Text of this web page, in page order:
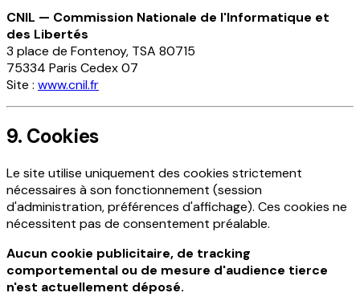
CNIL — Commission Nationale de l'Informatique et
des Libertés
3 place de Fontenoy, TSA 80715
75334 Paris Cedex 07
Site : www.cnil.fr
9. Cookies
Le site utilise uniquement des cookies strictement
nécessaires à son fonctionnement (session
d'administration, préférences d'affichage). Ces cookies ne
nécessitent pas de consentement préalable.
Aucun cookie publicitaire, de tracking
comportemental ou de mesure d'audience tierce
n'est actuellement déposé.